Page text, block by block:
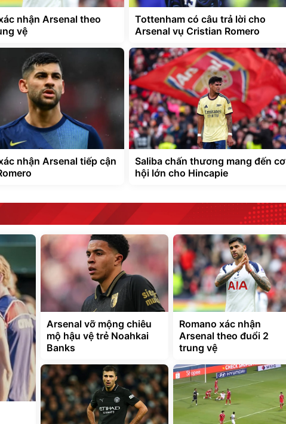
nhận Arsenal theo
vệ
Tottenham có câu trả lời cho
Arsenal vụ Cristian Romero
nhận Arsenal tiếp cận
Saliba chấn thương mang đến cơ
hội lớn cho Hincapie
Arsenal vỡ mộng chiêu
mộ hậu vệ trẻ Noahkai
Banks
Romano xác nhận
Arsenal theo đuổi 2
trung vệ